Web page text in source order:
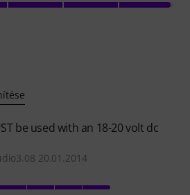
be used with an 18-20 volt dc
20.01.2014